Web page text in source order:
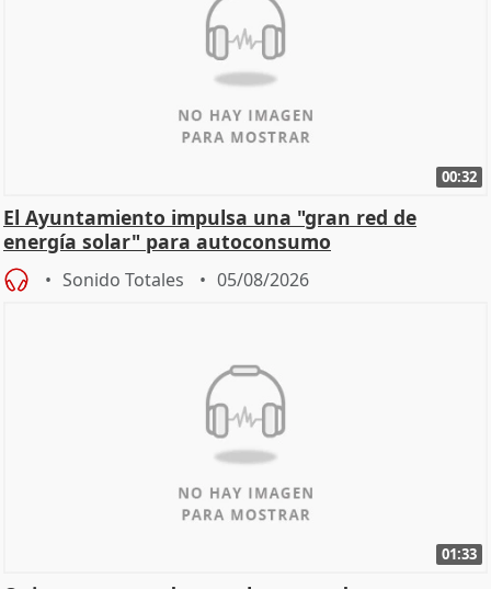
00:32
El Ayuntamiento impulsa una "gran red de
energía solar" para autoconsumo
Sonido Totales 05/08/2026
01:33